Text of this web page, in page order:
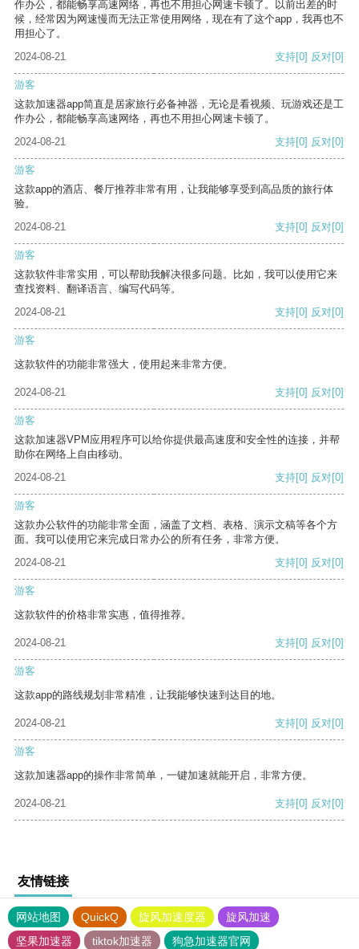
作办公，都能畅享高速网络，再也不用担心网速卡顿了。以前出差的时
候，经常因为网速慢而无法正常使用网络，现在有了这个app，我再也不
用担心了。
2024-08-21
支持[0] 反对[0]
游客
这款加速器app简直是居家旅行必备神器，无论是看视频、玩游戏还是工
作办公，都能畅享高速网络，再也不用担心网速卡顿了。
2024-08-21
支持[0] 反对[0]
游客
这款app的酒店、餐厅推荐非常有用，让我能够享受到高品质的旅行体
验。
2024-08-21
支持[0] 反对[0]
游客
这款软件非常实用，可以帮助我解决很多问题。比如，我可以使用它来
查找资料、翻译语言、编写代码等。
2024-08-21
支持[0] 反对[0]
游客
这款软件的功能非常强大，使用起来非常方便。
2024-08-21 支持[0] 反对[0]
游客
这款加速器VPM应用程序可以给你提供最高速度和安全性的连接，并帮
助你在网络上自由移动。
2024-08-21
支持[0] 反对[0]
游客
这款办公软件的功能非常全面，涵盖了文档、表格、演示文稿等各个方
面。我可以使用它来完成日常办公的所有任务，非常方便。
2024-08-21
支持[0] 反对[0]
游客
这款软件的价格非常实惠，值得推荐。
2024-08-21 支持[0] 反对[0]
游客
这款app的路线规划非常精准，让我能够快速到达目的地。
2024-08-21 支持[0] 反对[0]
游客
这款加速器app的操作非常简单，一键加速就能开启，非常方便。
2024-08-21 支持[0] 反对[0]
友情链接
网站地图 QuickQ 旋风加速度器
旋风加速
坚果加速器
tiktok加速器
狗急加速器官网